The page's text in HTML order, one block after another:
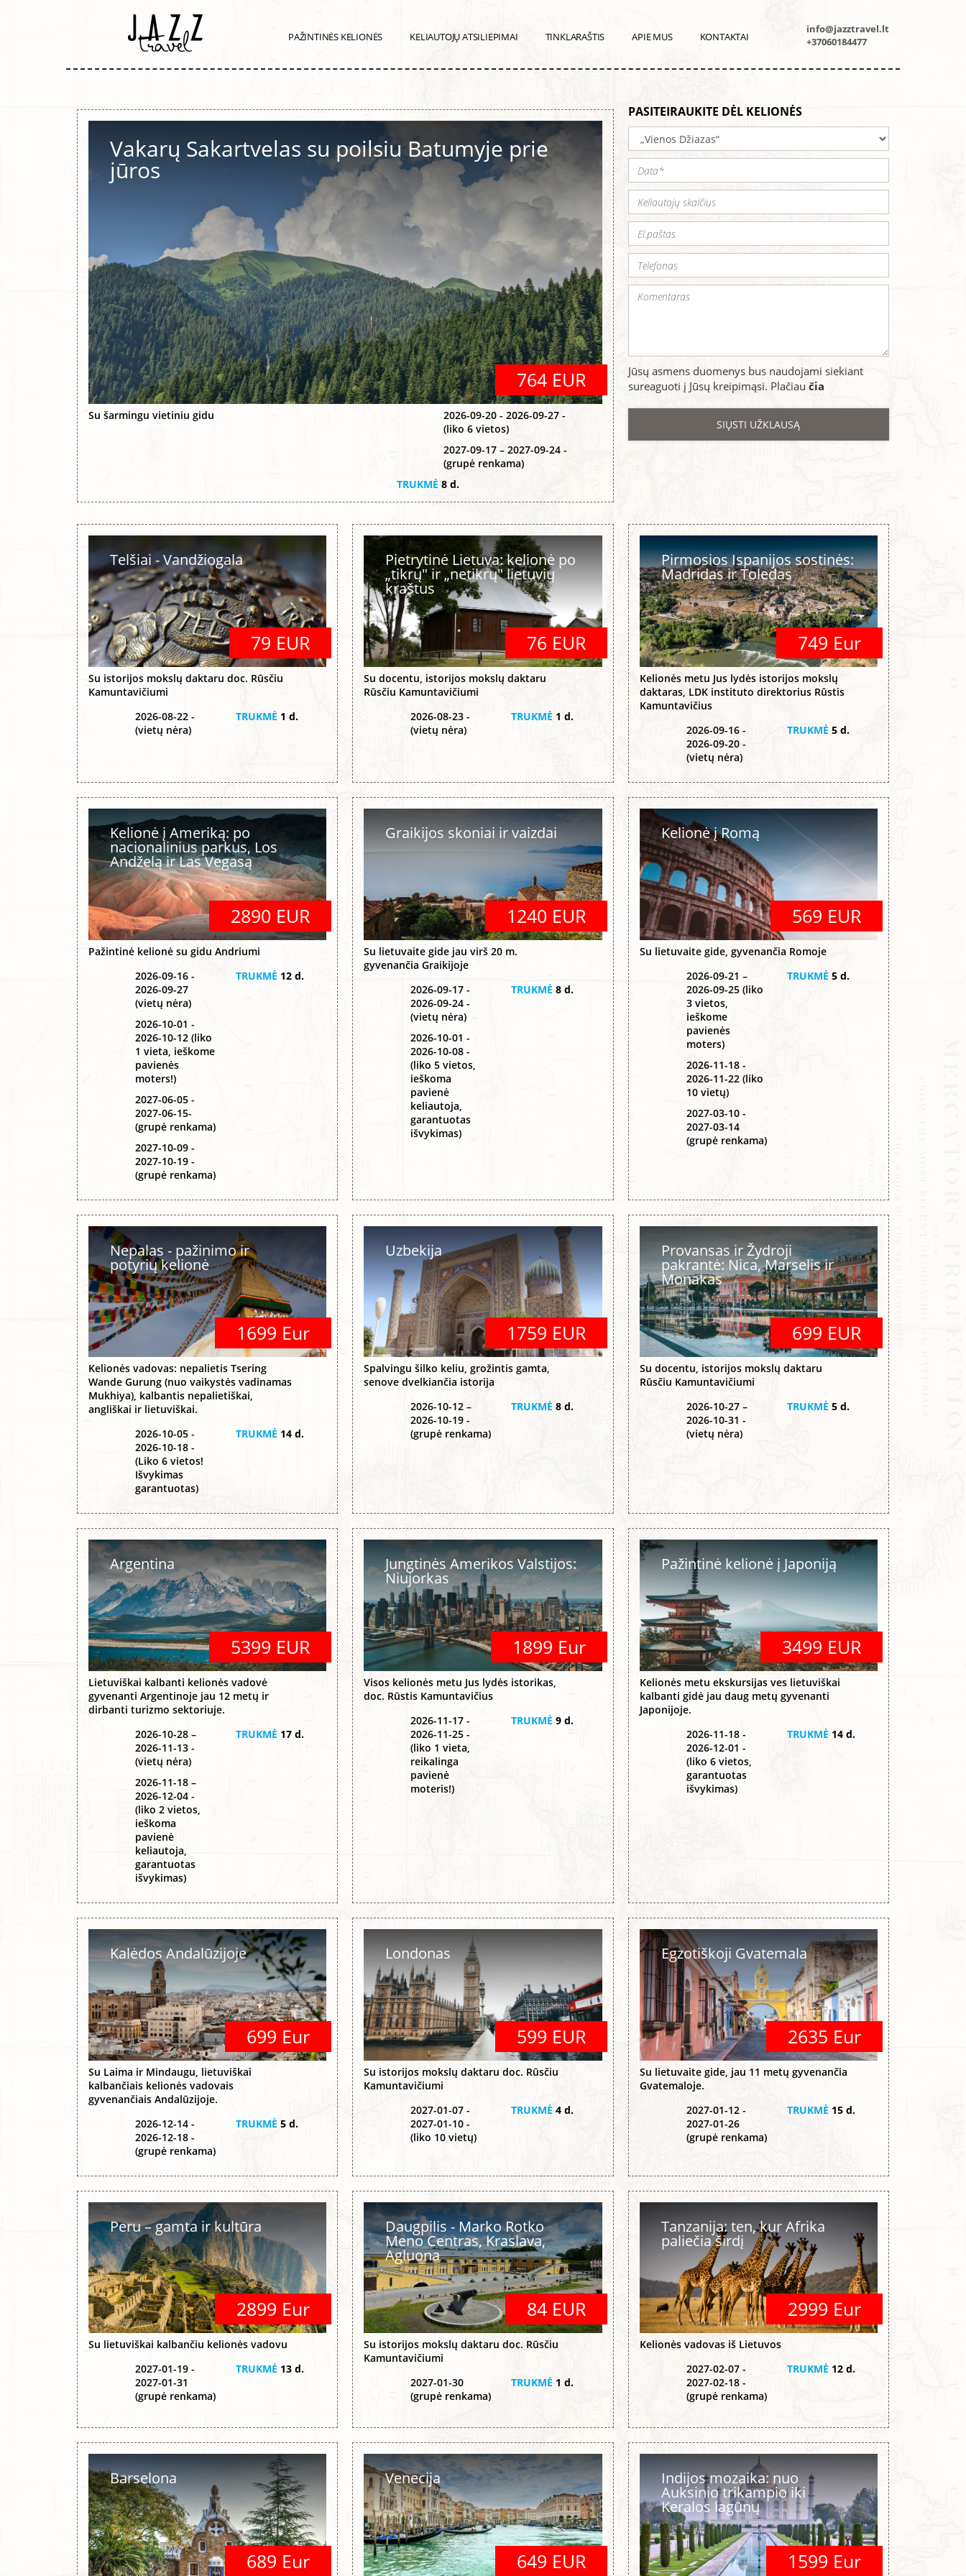
info@jazztravel.lt
+37060184477
PAŽINTINĖS KELIONĖS KELIAUTOJŲ ATSILIEPIMAI TINKLARAŠTIS APIE MUS KONTAKTAI
Vakarų Sakartvelas su poilsiu Batumyje prie
jūros
764 EUR
Su šarmingu vietiniu gidu
2026-09-20 - 2026-09-27 -
(liko 6 vietos)
2027-09-17 – 2027-09-24 -
(grupė renkama)
TRUKMĖ 8 d.
PASITEIRAUKITE DĖL KELIONĖS
Jūsų asmens duomenys bus naudojami siekiant
sureaguoti į Jūsų kreipimąsi. Plačiau čia
Telšiai - Vandžiogala
79 EUR
Su istorijos mokslų daktaru doc. Rūsčiu
Kamuntavičiumi
2026-08-22 -
(vietų nėra)
TRUKMĖ 1 d.
Pietrytinė Lietuva: kelionė po
„tikrų" ir „netikrų" lietuvių
kraštus
76 EUR
Su docentu, istorijos mokslų daktaru
Rūsčiu Kamuntavičiumi
2026-08-23 -
(vietų nėra)
TRUKMĖ 1 d.
Pirmosios Ispanijos sostinės:
Madridas ir Toledas
749 Eur
Kelionės metu Jus lydės istorijos mokslų
daktaras, LDK instituto direktorius Rūstis
Kamuntavičius
2026-09-16 -
2026-09-20 -
(vietų nėra)
TRUKMĖ 5 d.
Kelionė į Ameriką: po
nacionalinius parkus, Los
Andželą ir Las Vegasą
2890 EUR
Pažintinė kelionė su gidu Andriumi
2026-09-16 -
2026-09-27
(vietų nėra)
2026-10-01 -
2026-10-12 (liko
1 vieta, ieškome
pavienės
moters!)
2027-06-05 -
2027-06-15-
(grupė renkama)
2027-10-09 -
2027-10-19 -
(grupė renkama)
TRUKMĖ 12 d.
Graikijos skoniai ir vaizdai
1240 EUR
Su lietuvaite gide jau virš 20 m.
gyvenančia Graikijoje
2026-09-17 -
2026-09-24 -
(vietų nėra)
2026-10-01 -
2026-10-08 -
(liko 5 vietos,
ieškoma
pavienė
keliautoja,
garantuotas
išvykimas)
TRUKMĖ 8 d.
Kelionė į Romą
569 EUR
Su lietuvaite gide, gyvenančia Romoje
2026-09-21 –
2026-09-25 (liko
3 vietos,
ieškome
pavienės
moters)
2026-11-18 -
2026-11-22 (liko
10 vietų)
2027-03-10 -
2027-03-14
(grupė renkama)
TRUKMĖ 5 d.
Nepalas - pažinimo ir
potyrių kelionė
1699 Eur
Kelionės vadovas: nepalietis Tsering
Wande Gurung (nuo vaikystės vadinamas
Mukhiya), kalbantis nepalietiškai,
angliškai ir lietuviškai.
2026-10-05 -
2026-10-18 -
(Liko 6 vietos!
Išvykimas
garantuotas)
TRUKMĖ 14 d.
Uzbekija
1759 EUR
Spalvingu šilko keliu, grožintis gamta,
senove dvelkiančia istorija
2026-10-12 –
2026-10-19 -
(grupė renkama)
TRUKMĖ 8 d.
Provansas ir Žydroji
pakrantė: Nica, Marselis ir
Monakas
699 EUR
Su docentu, istorijos mokslų daktaru
Rūsčiu Kamuntavičiumi
2026-10-27 –
2026-10-31 -
(vietų nėra)
TRUKMĖ 5 d.
Argentina
5399 EUR
Lietuviškai kalbanti kelionės vadovė
gyvenanti Argentinoje jau 12 metų ir
dirbanti turizmo sektoriuje.
2026-10-28 –
2026-11-13 -
(vietų nėra)
2026-11-18 –
2026-12-04 -
(liko 2 vietos,
ieškoma
pavienė
keliautoja,
garantuotas
išvykimas)
TRUKMĖ 17 d.
Jungtinės Amerikos Valstijos:
Niujorkas
1899 Eur
Visos kelionės metu Jus lydės istorikas,
doc. Rūstis Kamuntavičius
2026-11-17 -
2026-11-25 -
(liko 1 vieta,
reikalinga
pavienė
moteris!)
TRUKMĖ 9 d.
Pažintinė kelionė į Japoniją
3499 EUR
Kelionės metu ekskursijas ves lietuviškai
kalbanti gidė jau daug metų gyvenanti
Japonijoje.
2026-11-18 -
2026-12-01 -
(liko 6 vietos,
garantuotas
išvykimas)
TRUKMĖ 14 d.
Kalėdos Andalūzijoje
699 Eur
Su Laima ir Mindaugu, lietuviškai
kalbančiais kelionės vadovais
gyvenančiais Andalūzijoje.
2026-12-14 -
2026-12-18 -
(grupė renkama)
TRUKMĖ 5 d.
Londonas
599 EUR
Su istorijos mokslų daktaru doc. Rūsčiu
Kamuntavičiumi
2027-01-07 -
2027-01-10 -
(liko 10 vietų)
TRUKMĖ 4 d.
Egzotiškoji Gvatemala
2635 Eur
Su lietuvaite gide, jau 11 metų gyvenančia
Gvatemaloje.
2027-01-12 -
2027-01-26
(grupė renkama)
TRUKMĖ 15 d.
Peru – gamta ir kultūra
2899 Eur
Su lietuviškai kalbančiu kelionės vadovu
2027-01-19 -
2027-01-31
(grupė renkama)
TRUKMĖ 13 d.
Daugpilis - Marko Rotko
Meno Centras, Kraslava,
Agluona
84 EUR
Su istorijos mokslų daktaru doc. Rūsčiu
Kamuntavičiumi
2027-01-30
(grupė renkama)
TRUKMĖ 1 d.
Tanzanija: ten, kur Afrika
paliečia širdį
2999 Eur
Kelionės vadovas iš Lietuvos
2027-02-07 -
2027-02-18 -
(grupė renkama)
TRUKMĖ 12 d.
Barselona
689 Eur
Venecija
649 EUR
Indijos mozaika: nuo
Auksinio trikampio iki
Keralos lagūnų
1599 Eur